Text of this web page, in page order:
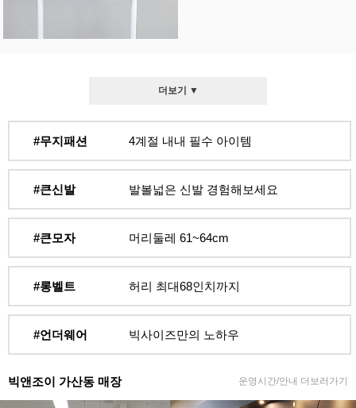
더보기 ▼
#무지패션 4계절 내내 필수 아이템
#큰신발 발볼넓은 신발 경험해보세요
#큰모자 머리둘레 61~64cm
#롱벨트 허리 최대68인치까지
#언더웨어 빅사이즈만의 노하우
빅앤조이 가산동 매장 운영시간/안내 더보러가기